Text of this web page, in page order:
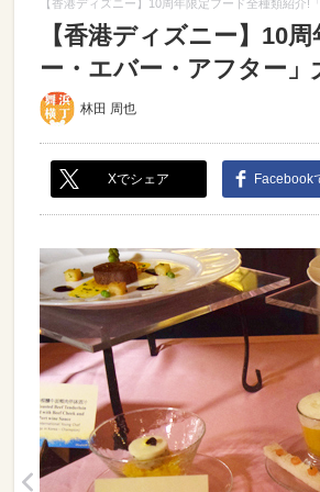
【香港ディズニー】10周年限定フード全種類紹介
【香港ディズニー】10
ー・エバー・アフター」
林田 周也
Xでシェア Facebook